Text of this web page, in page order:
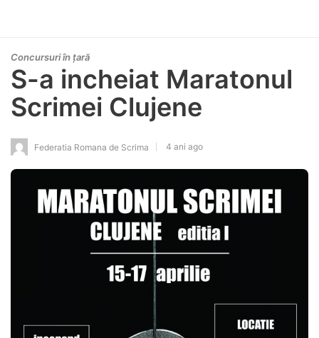
Concursuri în țară
S-a incheiat Maratonul
Scrimei Clujene
Federatia Romana de Scrima 4 ani ago